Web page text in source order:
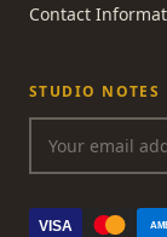
Contact
STUDIO NOTES
VISA